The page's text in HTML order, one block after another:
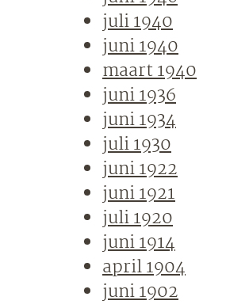
juli 1940
juni 1940
maart 1940
juni 1936
juni 1934
juli 1930
juni 1922
juni 1921
juli 1920
juni 1914
april 1904
juni 1902